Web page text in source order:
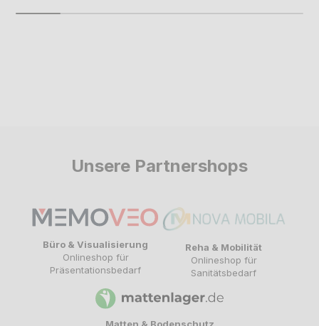
Unsere Partnershops
Büro & Visualisierung
Onlineshop für
Präsentationsbedarf
Reha & Mobilität
Onlineshop für
Sanitätsbedarf
Matten & Bodenschutz